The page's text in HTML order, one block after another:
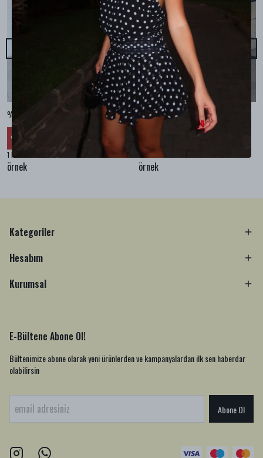
%100 KETEN CEPLİ ŞALVAR PANTOLON - Bej
%
₺ 2,299.99
1 Renk 4 Beden
örnek
%100 KETEN SALAŞ GÖMLEK - Bej
₺ 2,099.99
1 Renk 4 Beden
örnek
Kategoriler
Hesabım
Kurumsal
E-Bültene Abone Ol!
Bültenimize abone olarak yeni ürünlerden ve kampanyalardan ilk sen haberdar
olabilirsin
Abone Ol